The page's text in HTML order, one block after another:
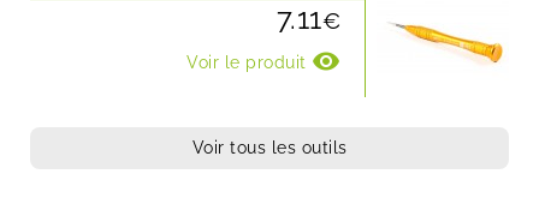
7.11€
Voir le produit visibility
Voir tous les outils